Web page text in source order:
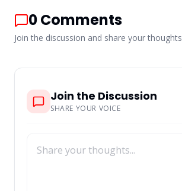
0Comments
Join the discussion and share your thoughts
Join the Discussion
SHARE YOUR VOICE